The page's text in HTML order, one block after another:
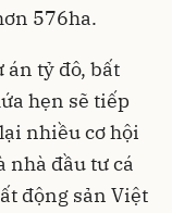
576ha.
án tỷ đô, bất
hẹn sẽ tiếp
nhiều cơ hội
nhà đầu tư cá
động sản Việt